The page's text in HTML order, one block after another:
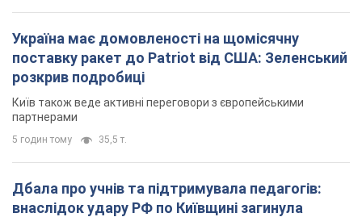
Україна має домовленості на щомісячну
поставку ракет до Patriot від США: Зеленський
розкрив подробиці
Київ також веде активні переговори з європейськими
партнерами
5 годин тому 35,5 т.
Дбала про учнів та підтримувала педагогів:
внаслідок удару РФ по Київщині загинула